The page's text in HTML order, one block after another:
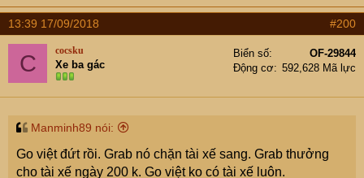
13:39 17/09/2018 #200
C cocsku
Xe ba gác
Biển số
OF-29844
Động cơ
592,628 Mã lực
Manminh89 nói:
Go việt đứt rồi. Grab nó chặn tài xế sang. Grab thưởng
cho tài xế ngày 200 k. Go việt ko có tài xế luôn.